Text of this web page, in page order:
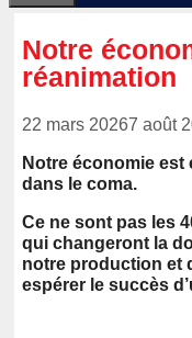
Notre
réanimation
22 mars 20267 août
Notre économie
dans le coma.
Ce ne sont pas les
qui changeront la
notre production et
espérer le succès